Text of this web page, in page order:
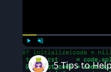
Play Unmute